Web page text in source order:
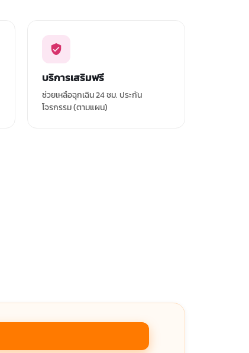
บริการเสริมฟรี
ช่วยเหลือฉุกเฉิน 24 ชม. ประกัน
โจรกรรม (ตามแผน)